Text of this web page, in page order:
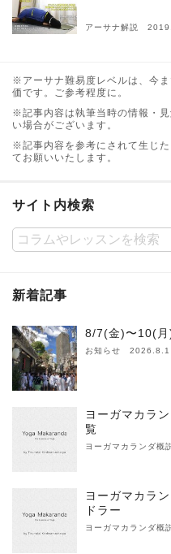
アーサナ解説
※アーサナ難易度レベルは、今
価です。ご参考程度に。
※記事内容は執筆当時の情報・
い場合がございます。
※記事内容を参考にされて生じ
てお願いいたします。
サイト内検索
新着記事
8/7(金)〜10(月
お知らせ 2026.8.1
ヨーガマカラ
覧
ヨーガマカランダ
ヨーガマカラ
ドラー
ヨーガマカランダ